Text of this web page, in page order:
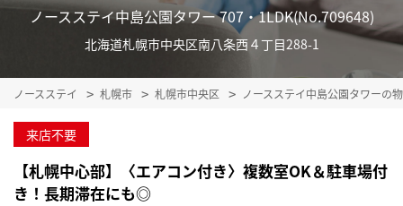
ノースステイ中島公園タワー 707・1LDK(No.709648)
北海道札幌市中央区南八条西４丁目288-1
ノースステイ 札幌市 札幌市中央区 ノースステイ中島公園タワーの
来店不要
【札幌中心部】〈エアコン付き〉複数室OK＆駐車場付
き！長期滞在にも◎